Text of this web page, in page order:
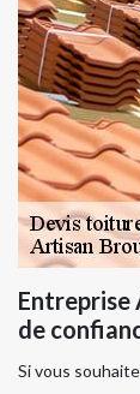
Entreprise
de
Si vous